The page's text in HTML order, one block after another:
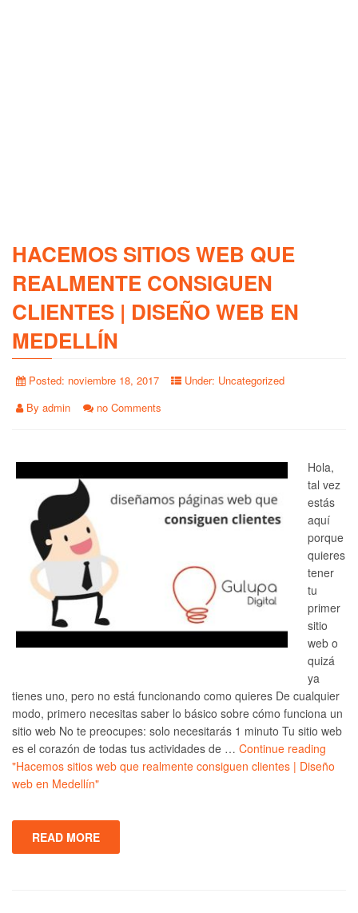
HACEMOS SITIOS WEB QUE
REALMENTE CONSIGUEN
CLIENTES | DISEÑO WEB EN
MEDELLÍN
Posted: noviembre 18, 2017 Under: Uncategorized
By admin no Comments
Hola,
tal vez
estás
aquí
porque
quieres
tener
tu
primer
sitio
web o
quizá
ya
tienes uno, pero no está funcionando como quieres De cualquier
modo, primero necesitas saber lo básico sobre cómo funciona un
sitio web No te preocupes: solo necesitarás 1 minuto Tu sitio web
es el corazón de todas tus actividades de … Continue reading
"Hacemos sitios web que realmente consiguen clientes | Diseño
web en Medellín"
READ MORE